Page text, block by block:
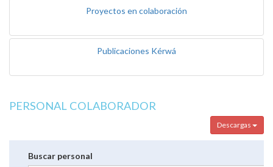
Proyectos en colaboración
Publicaciones Kérwá
PERSONAL COLABORADOR
Descargas
Buscar personal